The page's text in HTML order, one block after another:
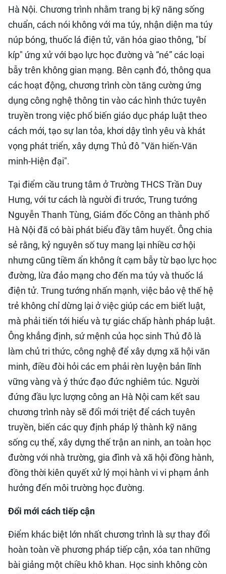
Hà Nội. Chương trình nhằm trang bị kỹ năng sống
chuẩn, cách nói không với ma túy, nhận diện ma túy
núp bóng, thuốc lá điện tử, văn hóa giao thông, "bí
kíp" ứng xử với bạo lực học đường và “né” các loại
bẫy trên không gian mạng. Bên cạnh đó, thông qua
các hoạt động, chương trình còn tăng cường ứng
dụng công nghệ thông tin vào các hình thức tuyên
truyền trong việc phổ biến giáo dục pháp luật theo
cách mới, tạo sự lan tỏa, khơi dậy tình yêu và khát
vọng phát triển, xây dựng Thủ đô "Văn hiến-Văn
minh-Hiện đại".
Tại điểm cầu trung tâm ở Trường THCS Trần Duy
Hưng, với tư cách là người đi trước, Trung tướng
Nguyễn Thanh Tùng, Giám đốc Công an thành phố
Hà Nội đã có bài phát biểu đầy tâm huyết. Ông chia
sẻ rằng, kỷ nguyên số tuy mang lại nhiều cơ hội
nhưng cũng tiềm ẩn không ít cạm bẫy từ bạo lực học
đường, lừa đảo mạng cho đến ma túy và thuốc lá
điện tử. Trung tướng nhấn mạnh, việc bảo vệ thế hệ
trẻ không chỉ dừng lại ở việc giúp các em biết luật,
mà phải tiến tới hiểu và tự giác chấp hành pháp luật.
Ông khẳng định, sứ mệnh của học sinh Thủ đô là
làm chủ tri thức, công nghệ để xây dựng xã hội văn
minh, điều đòi hỏi các em phải rèn luyện bản lĩnh
vững vàng và ý thức đạo đức nghiêm túc. Người
đứng đầu lực lượng công an Hà Nội cam kết sau
chương trình này sẽ đổi mới triệt để cách tuyên
truyền, biến các quy định pháp lý thành kỹ năng
sống cụ thể, xây dựng thế trận an ninh, an toàn học
đường với nhà trường, gia đình và xã hội đồng hành,
đồng thời kiên quyết xử lý mọi hành vi vi phạm ảnh
hưởng đến môi trường học đường.
Đổi mới cách tiếp cận
Điểm khác biệt lớn nhất chương trình là sự thay đổi
hoàn toàn về phương pháp tiếp cận, xóa tan những
bài giảng một chiều khô khan. Học sinh không còn